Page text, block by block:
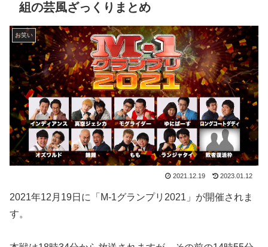
組の芸風ざっくりまとめ
お笑い
2021.12.19 2023.01.12
2021年12月19日に「M-1グランプリ2021」が開催されま
す。